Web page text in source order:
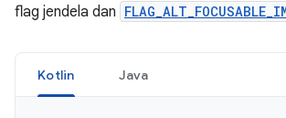
flag jendela dan
Kotlin Java